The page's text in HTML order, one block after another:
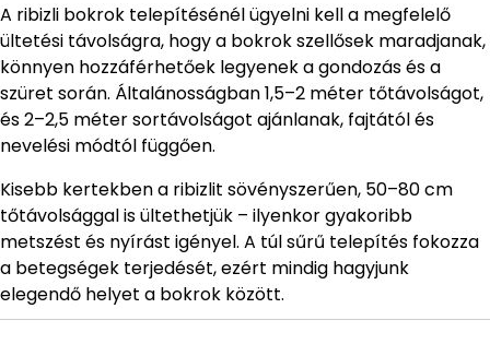
A ribizli bokrok telepítésénél ügyelni kell a megfelelő
ültetési távolságra, hogy a bokrok szellősek maradjanak,
könnyen hozzáférhetőek legyenek a gondozás és a
szüret során. Általánosságban 1,5–2 méter tőtávolságot,
és 2–2,5 méter sortávolságot ajánlanak, fajtától és
nevelési módtól függően.
Kisebb kertekben a ribizlit sövényszerűen, 50–80 cm
tőtávolsággal is ültethetjük – ilyenkor gyakoribb
metszést és nyírást igényel. A túl sűrű telepítés fokozza
a betegségek terjedését, ezért mindig hagyjunk
elegendő helyet a bokrok között.